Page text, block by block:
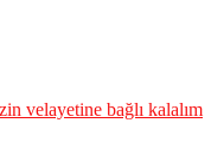
velayetine bağlı kalalım